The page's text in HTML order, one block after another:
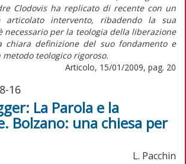
Clodovis ha replicato di recente con un
articolato intervento, ribadendo la sua
necessario per la teologia della liberazione
definizione del suo fondamento e
metodo teologico rigoroso.
Articolo, 15/01/2009, pag. 20
16
La Parola e la
Bolzano: una chiesa per
L. Pacchin